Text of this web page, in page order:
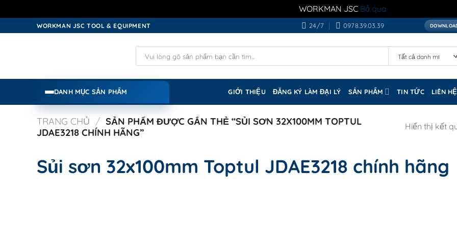
WORKMAN JSC Bỏ qua
to
WORKMAN JSC TOOL & EQUIPMENT 24/7 0978.39.03.39
kiếm:
DANH MỤC SẢN PHẨM GIỚI THIỆU ĐĂNG KÝ LÀM ĐẠI LÝ SẢN PHẨM TIN TỨC LIÊN HỆ
TRANG CHỦ / SẢN PHẨM ĐƯỢC GẮN THẺ “SỦI SƠN 32X100MM TOPTUL
JDAE3218 CHÍNH HÃNG”
Hiển thị kết
Sủi sơn 32x100mm Toptul JDAE3218 chính hãng